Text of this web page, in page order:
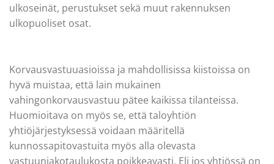
ulkoseinät, perustukset sekä muut rakennuksen
ulkopuoliset osat.
Korvausvastuuasioissa ja mahdollisissa kiistoissa on
hyvä muistaa, että lain mukainen
vahingonkorvausvastuu pätee kaikissa tilanteissa.
Huomioitava on myös se, että taloyhtiön
yhtiöjärjestyksessä voidaan määritellä
kunnossapitovastuita myös alla olevasta
vastuunjakotaulukosta poikkeavasti. Eli jos yhtiössä on